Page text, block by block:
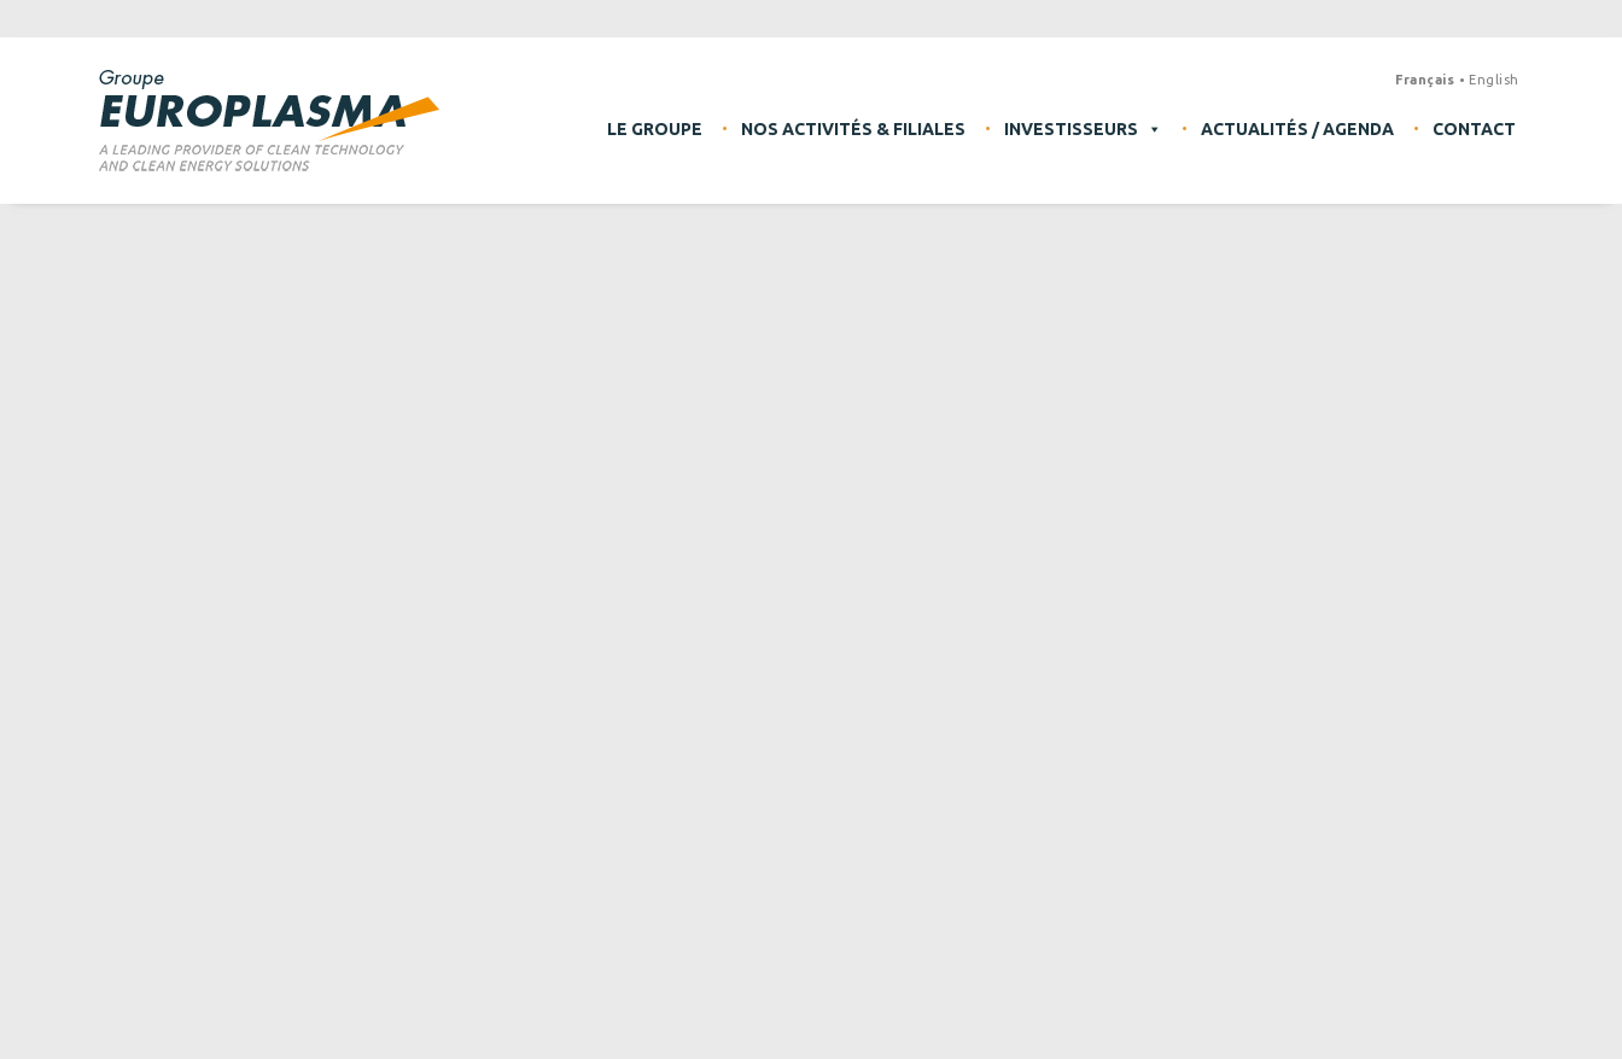
LE GROUPE NOS ACTIVITÉS & FILIALES INVESTISSEURS ACTUALITÉS / AGENDA CONTACT
Français English